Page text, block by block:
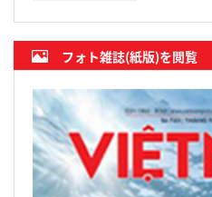
フォト雑誌(紙版)を閲覧